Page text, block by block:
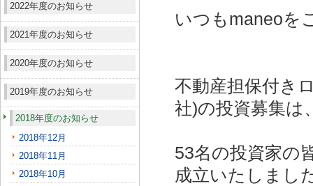
2022年度のお知らせ
2021年度のお知らせ
2020年度のお知らせ
2019年度のお知らせ
2018年度のお知らせ
2018年12月
2018年11月
2018年10月
いつもmaneoを
不動産担保付き
社)の投資募集は
53名の投資家の
成立いたしまし